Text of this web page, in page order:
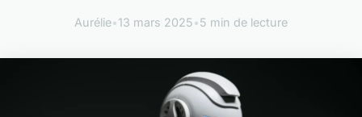
Aurélie•13 mars 2025•5 min de lecture